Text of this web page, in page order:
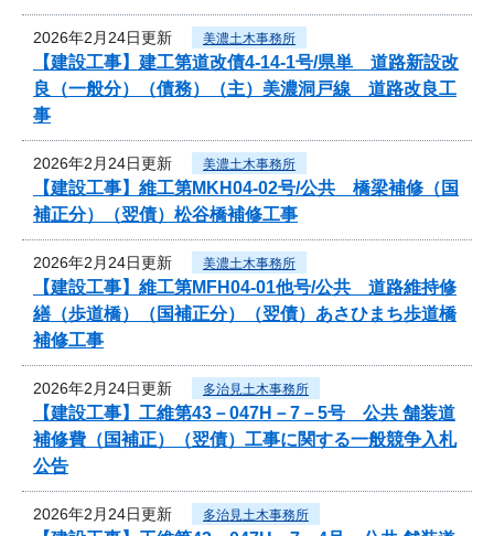
2026年2月24日更新 美濃土木事務所
【建設工事】建工第道改債4-14-1号/県単 道路新設改
良（一般分）（債務）（主）美濃洞戸線 道路改良工
事
2026年2月24日更新 美濃土木事務所
【建設工事】維工第MKH04-02号/公共 橋梁補修（国
補正分）（翌債）松谷橋補修工事
2026年2月24日更新 美濃土木事務所
【建設工事】維工第MFH04-01他号/公共 道路維持修
繕（歩道橋）（国補正分）（翌債）あさひまち歩道橋
補修工事
2026年2月24日更新 多治見土木事務所
【建設工事】工維第43－047H－7－5号 公共 舗装道
補修費（国補正）（翌債）工事に関する一般競争入札
公告
2026年2月24日更新 多治見土木事務所